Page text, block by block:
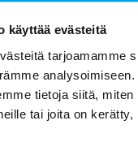
käyttää evästeitä
tarjoamamme
tietoja siitä,
tai joita on